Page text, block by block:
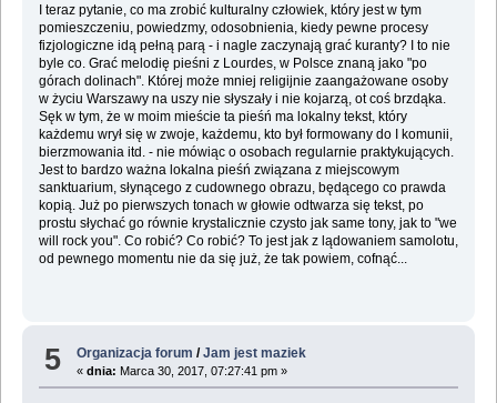
I teraz pytanie, co ma zrobić kulturalny człowiek, który jest w tym
pomieszczeniu, powiedzmy, odosobnienia, kiedy pewne procesy
fizjologiczne idą pełną parą - i nagle zaczynają grać kuranty? I to nie
byle co. Grać melodię pieśni z Lourdes, w Polsce znaną jako "po
górach dolinach". Której może mniej religijnie zaangażowane osoby
w życiu Warszawy na uszy nie słyszały i nie kojarzą, ot coś brzdąka.
Sęk w tym, że w moim mieście ta pieśń ma lokalny tekst, który
każdemu wrył się w zwoje, każdemu, kto był formowany do I komunii,
bierzmowania itd. - nie mówiąc o osobach regularnie praktykujących.
Jest to bardzo ważna lokalna pieśń związana z miejscowym
sanktuarium, słynącego z cudownego obrazu, będącego co prawda
kopią. Już po pierwszych tonach w głowie odtwarza się tekst, po
prostu słychać go równie krystalicznie czysto jak same tony, jak to "we
will rock you". Co robić? Co robić? To jest jak z lądowaniem samolotu,
od pewnego momentu nie da się już, że tak powiem, cofnąć...
5 Organizacja forum /Jam jest maziek
«dnia: Marca 30, 2017, 07:27:41 pm »